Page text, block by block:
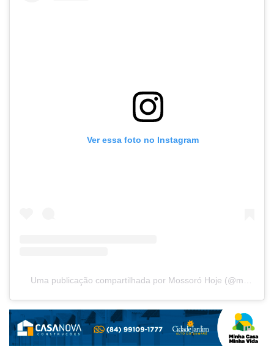
Ver essa foto no Instagram